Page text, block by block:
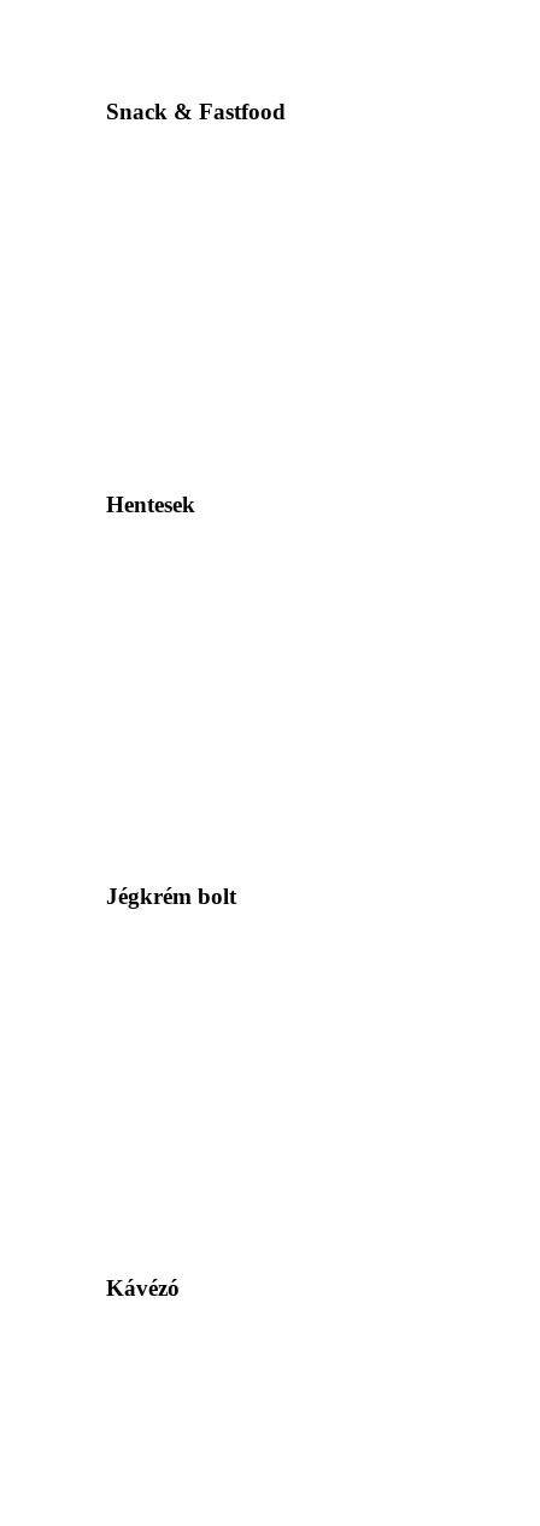
Snack & Fastfood
Hentesek
Jégkrém bolt
Kávézó